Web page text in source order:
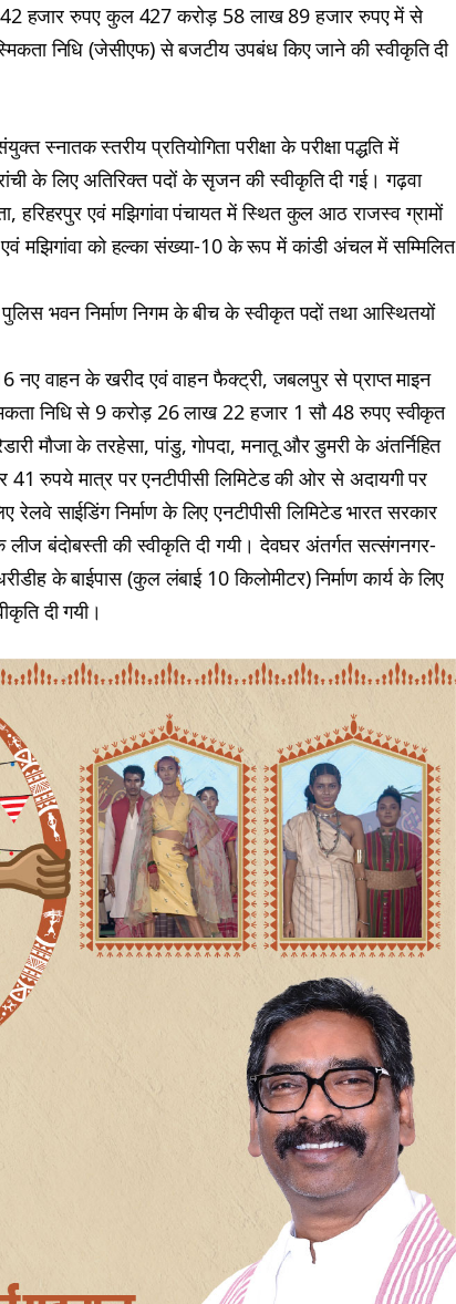
42 हजार रुपए कुल 427 करोड़ 58 लाख 89 हजार रुपए में से
निधि (जेसीएफ) से बजटीय उपबंध किए जाने की स्वीकृति दी
स्नातक स्तरीय प्रतियोगिता परीक्षा के परीक्षा पद्धति में
के लिए अतिरिक्त पदों के सृजन की स्वीकृति दी गई। गढ़वा
एवं मझिगांवा पंचायत में स्थित कुल आठ राजस्व ग्रामों
एवं मझिगांवा को हल्का संख्या-10 के रूप में कांडी अंचल में सम्मिलित
भवन निर्माण निगम के बीच के स्वीकृत पदों तथा आस्थितयों
नए वाहन के खरीद एवं वाहन फैक्ट्री, जबलपुर से प्राप्त माइन
निधि से 9 करोड़ 26 लाख 22 हजार 1 सौ 48 रुपए स्वीकृत
मौजा के तरहेसा, पांडु, गोपदा, मनातू और डुमरी के अंतर्निहित
रुपये मात्र पर एनटीपीसी लिमिटेड की ओर से अदायगी पर
साईडिंग निर्माण के लिए एनटीपीसी लिमिटेड भारत सरकार
बंदोबस्ती की स्वीकृति दी गयी। देवघर अंतर्गत सत्संगनगर-
के बाईपास (कुल लंबाई 10 किलोमीटर) निर्माण कार्य के लिए
दी गयी।